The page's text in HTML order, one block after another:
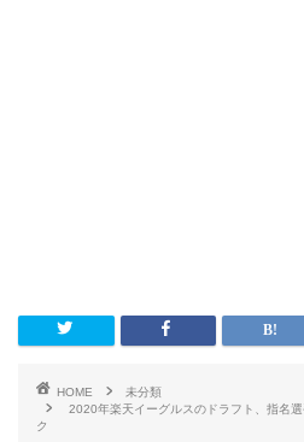
HOME
未分類
2020年楽天イーグルスのドラフト、指名
ク